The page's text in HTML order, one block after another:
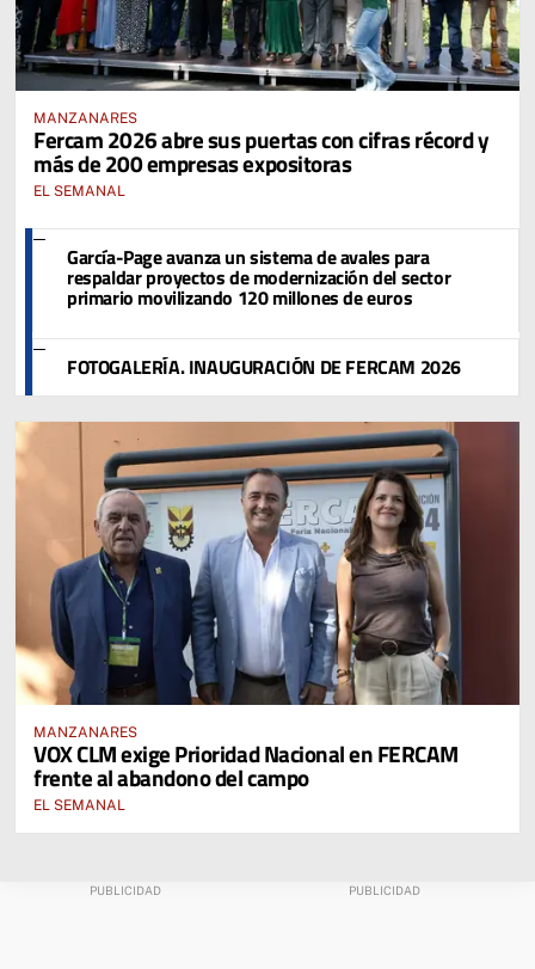
MANZANARES
Fercam 2026 abre sus puertas con cifras récord y
más de 200 empresas expositoras
EL SEMANAL
García-Page avanza un sistema de avales para
respaldar proyectos de modernización del sector
primario movilizando 120 millones de euros
FOTOGALERÍA. INAUGURACIÓN DE FERCAM 2026
MANZANARES
VOX CLM exige Prioridad Nacional en FERCAM
frente al abandono del campo
EL SEMANAL